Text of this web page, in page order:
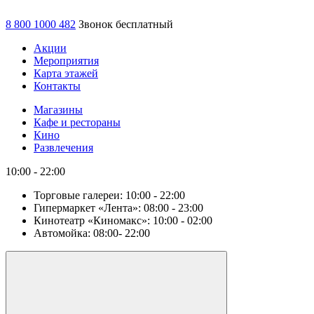
8 800 1000 482 Звонок бесплатный
Акции
Мероприятия
Карта этажей
Контакты
Магазины
Кафе и рестораны
Кино
Развлечения
10:00 - 22:00
Торговые галереи: 10:00 - 22:00
Гипермаркет «Лента»: 08:00 - 23:00
Кинотеатр «Киномакс»: 10:00 - 02:00
Автомойка: 08:00- 22:00